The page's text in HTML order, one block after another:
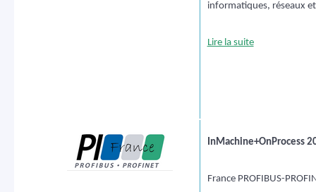
informatiques, réseaux
Lire la suite
InMachine+OnProcess
France PROFIBUS-